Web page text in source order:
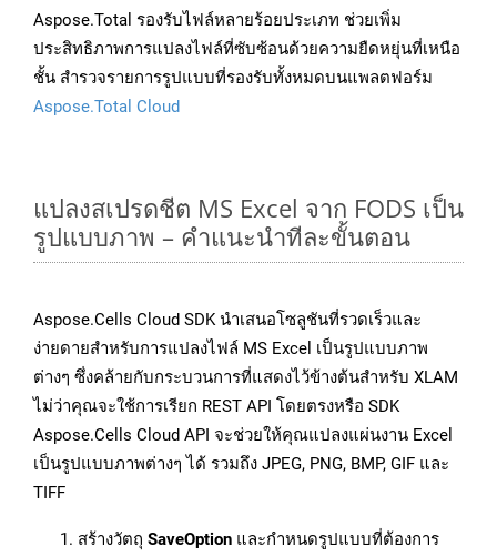
Aspose.Total รองรับไฟล์หลายร้อยประเภท ช่วยเพิ่ม
ประสิทธิภาพการแปลงไฟล์ที่ซับซ้อนด้วยความยืดหยุ่นที่เหนือ
ชั้น สำรวจรายการรูปแบบที่รองรับทั้งหมดบนแพลตฟอร์ม
Aspose.Total Cloud
แปลงสเปรดชีต MS Excel จาก FODS เป็น
รูปแบบภาพ – คำแนะนำทีละขั้นตอน
Aspose.Cells Cloud SDK นำเสนอโซลูชันที่รวดเร็วและ
ง่ายดายสำหรับการแปลงไฟล์ MS Excel เป็นรูปแบบภาพ
ต่างๆ ซึ่งคล้ายกับกระบวนการที่แสดงไว้ข้างต้นสำหรับ XLAM
ไม่ว่าคุณจะใช้การเรียก REST API โดยตรงหรือ SDK
Aspose.Cells Cloud API จะช่วยให้คุณแปลงแผ่นงาน Excel
เป็นรูปแบบภาพต่างๆ ได้ รวมถึง JPEG, PNG, BMP, GIF และ
TIFF
สร้างวัตถุ SaveOption และกำหนดรูปแบบที่ต้องการ